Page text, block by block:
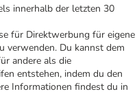
innerhalb der letzten 30
für Direktwerbung für eigene
verwenden. Du kannst dem
andere als die
entstehen, indem du den
Informationen findest du in